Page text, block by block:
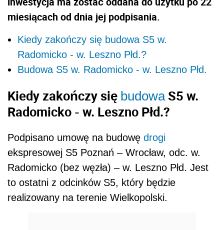
miesiącach od dnia jej podpisania.
Kiedy zakończy się budowa S5 w.
Radomicko - w. Leszno Płd.?
Budowa S5 w. Radomicko - w. Leszno Płd.
Kiedy zakończy się budowaS5 w.
Radomicko - w. Leszno Płd.?
Podpisano umowę na budowę drogi
ekspresowej S5 Poznań – Wrocław, odc. w.
Radomicko (bez węzła) – w. Leszno Płd. Jest
to ostatni z odcinków S5, który będzie
realizowany na terenie Wielkopolski.